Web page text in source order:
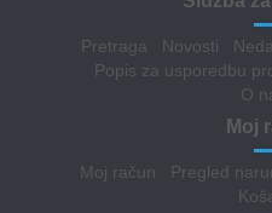
Pretraga Novosti
Popis za usporedbu
O
Moj
Moj račun Pregled